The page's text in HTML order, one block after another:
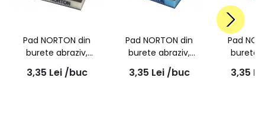
Pad NORTON din
burete abraziv,
Microfin, cu doua
fete, 123*98*12.5 alb
3,35 Lei /buc
Pad NORTON din
burete abraziv,
Ultrafin, cu doua fete,
123*98*12.5 albastru
3,35 Lei /buc
Pad
burete
fete,
3,35